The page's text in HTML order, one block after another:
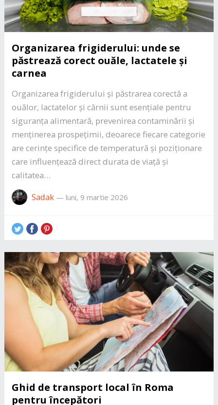
Organizarea frigiderului: unde se
păstrează corect ouăle, lactatele și
carnea
Organizarea frigiderului și păstrarea corectă a
ouălor, lactatelor și cărnii sunt esențiale pentru
siguranța alimentară, prevenirea contaminării și
menținerea prospețimii, deoarece fiecare categorie
are cerințe specifice de temperatură și poziționare
care influențează direct durata de viață și
calitatea…
Sadak— luni, 9 martie 2026
Ghid de transport local în Roma
pentru începători